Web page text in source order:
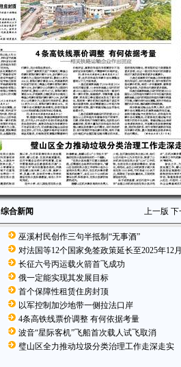
综合新闻 上一版 下
巫溪村民创作三句半抵制“无事酒”
对法国等12个国家免签政策延长至2025年12
长征六号丙运载火箭首飞成功
俄一定能实现其发展目标
首个保障性租赁住房封顶
以军控制加沙地带一侧拉法口岸
4条高铁线票价调整 有何依据考量
波音“星际客机”飞船首次载人试飞取消
璧山区全力推动垃圾分类治理工作走深走实